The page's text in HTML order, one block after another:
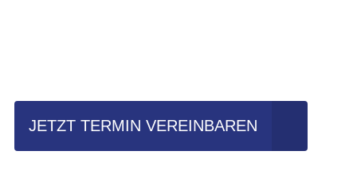
JETZT TERMIN VEREINBAREN